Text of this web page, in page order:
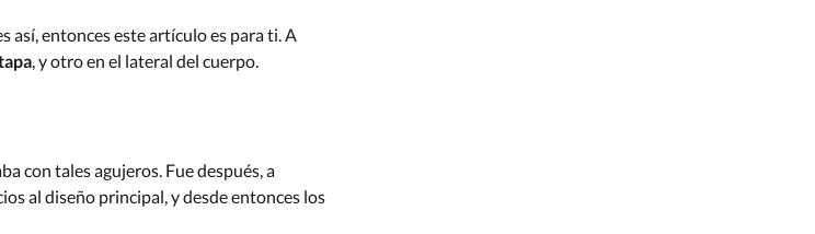
así, entonces este artículo es para ti. A
, y otro en el lateral del cuerpo.
con tales agujeros. Fue después, a
al diseño principal, y desde entonces los